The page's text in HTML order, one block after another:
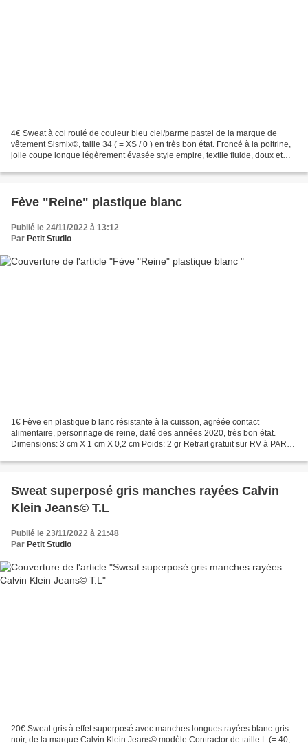
4€ Sweat à col roulé de couleur bleu ciel/parme pastel de la marque de
vêtement Sismix©, taille 34 ( = XS / 0 ) en très bon état. Froncé à la poitrine,
jolie coupe longue légèrement évasée style empire, textile fluide, doux et
Fève "Reine" plastique blanc
Publié le 24/11/2022 à 13:12
Par Petit Studio
1€ Fève en plastique b lanc résistante à la cuisson, agréée contact
alimentaire, personnage de reine, daté des années 2020, très bon état.
Dimensions: 3 cm X 1 cm X 0,2 cm Poids: 2 gr Retrait gratuit sur RV à PARAY
Sweat superposé gris manches rayées Calvin
Klein Jeans© T.L
Publié le 23/11/2022 à 21:48
Par Petit Studio
20€ Sweat gris à effet superposé avec manches longues rayées blanc-gris-
noir, de la marque Calvin Klein Jeans© modèle Contractor de taille L (= 40,